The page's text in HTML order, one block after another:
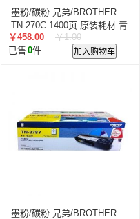
墨粉/碳粉 兄弟/BROTHER
TN-270C 1400页 原装耗材 青
色
￥458.00
￥1.00
已售 0件 加入购物车
墨粉/碳粉 兄弟/BROTHER